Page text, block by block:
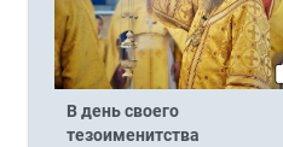
В день своего
тезоименитства